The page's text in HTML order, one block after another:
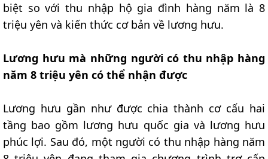
biệt so với thu nhập hộ gia đình hàng năm là 8
triệu yên và kiến thức cơ bản về lương hưu.
Lương hưu mà những người có thu nhập hàng
năm 8 triệu yên có thể nhận được
Lương hưu gần như được chia thành cơ cấu hai
tầng bao gồm lương hưu quốc gia và lương hưu
phúc lợi. Sau đó, một người có thu nhập hàng năm